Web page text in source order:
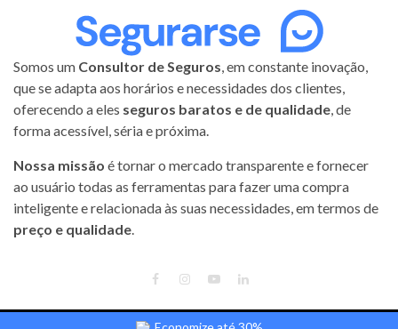
Somos um Consultor de Seguros, em constante inovação,
que se adapta aos horários e necessidades dos clientes,
oferecendo a eles seguros baratos e de qualidade, de
forma acessível, séria e próxima.
Nossa missão é tornar o mercado transparente e fornecer
ao usuário todas as ferramentas para fazer uma compra
inteligente e relacionada às suas necessidades, em termos de
preço e qualidade.
FACEBOOK
INSTAGRAM
YOUTUBE
LINKEDIN